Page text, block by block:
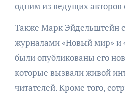
одним из ведущих авторов
Также Марк Эйдельштейн
журналами «Новый мир» и
были опубликованы его
которые вызвали живой
читателей. Кроме того,